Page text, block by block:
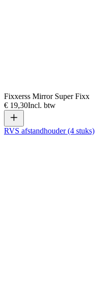
Fixxerss Mirror Super Fixx
€ 19,30Incl. btw
RVS afstandhouder (4 stuks)